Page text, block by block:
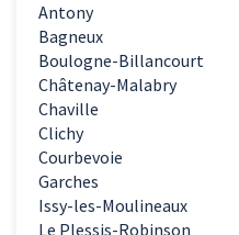
Antony
Bagneux
Boulogne-Billancourt
Châtenay-Malabry
Chaville
Clichy
Courbevoie
Garches
Issy-les-Moulineaux
Le Plessis-Robinson